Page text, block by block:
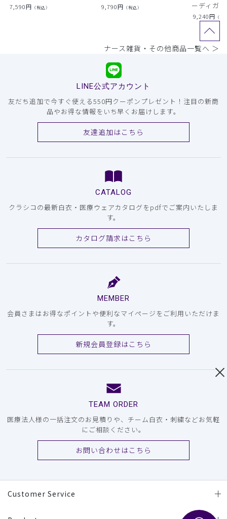
7,590円 （税込） 9,790円 （税込）
ーディガン
9,240円 （税
ナース雑貨・その他商品一覧へ ＞
LINE公式アカウント
友だち追加で今すぐ使える550円クーポンプレゼント！注目の新商
品やお得な情報をいち早くお届けします。
友達追加はこちら
CATALOG
クラシコの最新白衣・医療ウェアカタログをpdfでご案内いたしま
す。
カタログ請求はこちら
MEMBER
会員さまはお得なポイントや便利なマイページをご利用いただけま
す。
新規会員登録はこちら
TEAM ORDER
医療法人様の一括注文のお見積りや、チーム白衣・刺繍などお気軽
にご相談ください。
お問い合わせはこちら
Customer Service